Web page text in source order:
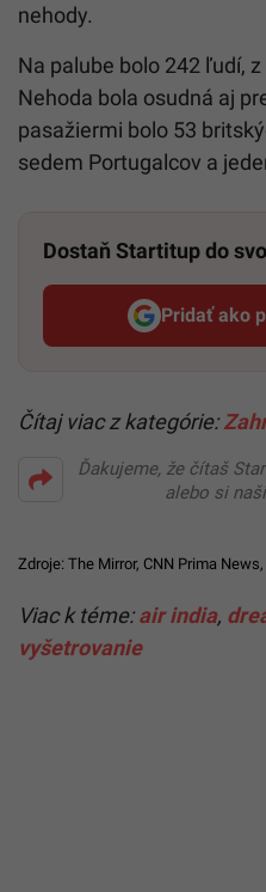
nehody.
Na palube bolo 242 ľudí,
Nehoda bola osudná aj
pasažiermi bolo 53
sedem Portugalcov a
Dostaň Startitup do
Pridať ako
Čítaj viac z kategórie:
Ďakujeme, že čítaš
alebo si
Zdroje: The Mirror, CNN Prima News
Viac k téme:air india,
vyšetrovanie